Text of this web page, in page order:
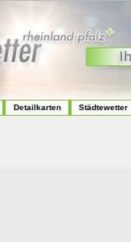
Detailkarten Städtewetter